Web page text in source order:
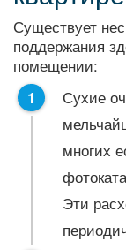
Существует
поддержания
помещении:
Сухие
многих
Эти